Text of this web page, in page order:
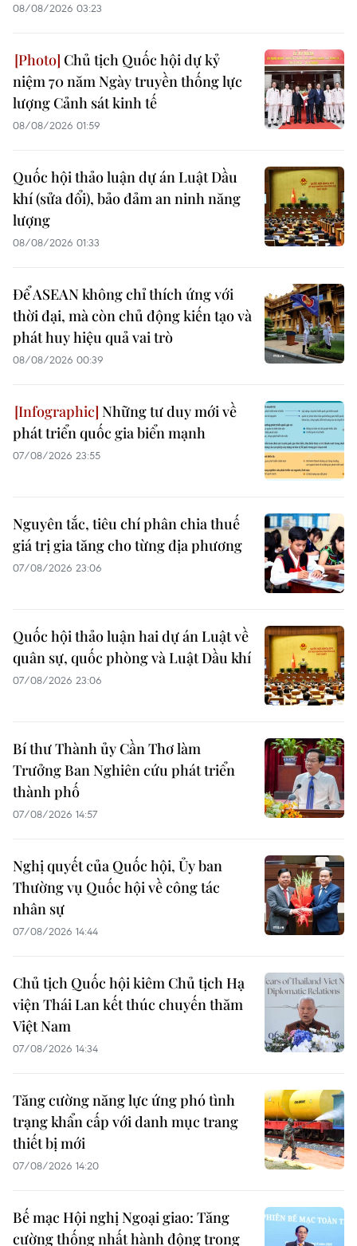
08/08/2026 03:23
Chủ tịch Quốc hội dự kỷ
niệm 70 năm Ngày truyền thống lực
lượng Cảnh sát kinh tế
08/08/2026 01:59
Quốc hội thảo luận dự án Luật Dầu
khí (sửa đổi), bảo đảm an ninh năng
lượng
08/08/2026 01:33
Để ASEAN không chỉ thích ứng với
thời đại, mà còn chủ động kiến tạo và
phát huy hiệu quả vai trò
08/08/2026 00:39
Những tư duy mới về
phát triển quốc gia biển mạnh
07/08/2026 23:55
Nguyên tắc, tiêu chí phân chia thuế
giá trị gia tăng cho từng địa phương
07/08/2026 23:06
Quốc hội thảo luận hai dự án Luật về
quân sự, quốc phòng và Luật Dầu khí
07/08/2026 23:06
Bí thư Thành ủy Cần Thơ làm
Trưởng Ban Nghiên cứu phát triển
thành phố
07/08/2026 14:57
Nghị quyết của Quốc hội, Ủy ban
Thường vụ Quốc hội về công tác
nhân sự
07/08/2026 14:44
Chủ tịch Quốc hội kiêm Chủ tịch Hạ
viện Thái Lan kết thúc chuyến thăm
Việt Nam
07/08/2026 14:34
Tăng cường năng lực ứng phó tình
trạng khẩn cấp với danh mục trang
thiết bị mới
07/08/2026 14:20
Bế mạc Hội nghị Ngoại giao: Tăng
cường thống nhất hành động trong